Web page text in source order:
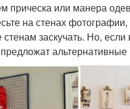
прическа или манера
на стенах
заскучать. Но, если